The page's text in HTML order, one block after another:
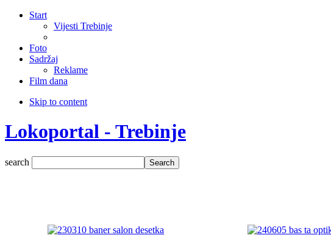
Start
Vijesti Trebinje
Foto
Sadržaj
Reklame
Film dana
Skip to content
Lokoportal - Trebinje
search